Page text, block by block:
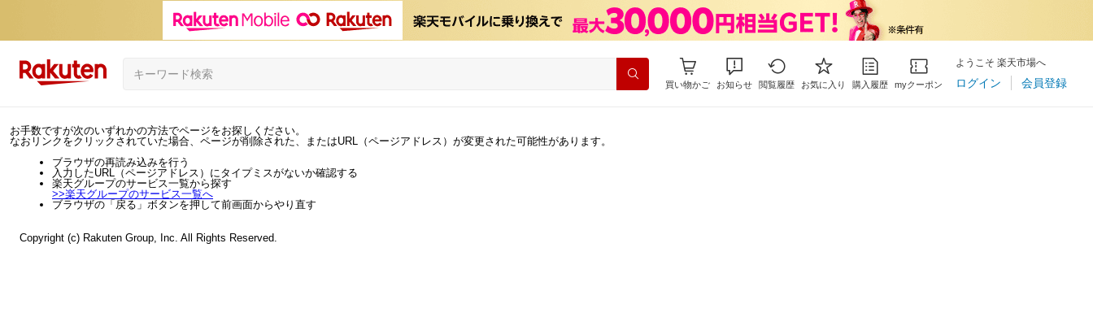
買い物かご お知らせ 閲覧履歴 お気に入り 購入履歴 myクーポン
ようこそ 楽天市場へ
ログイン 会員登録
お手数ですが次のいずれかの方法でページをお探しください。
なおリンクをクリックされていた場合、ページが削除された、またはURL（ページアドレス）が変更された可能性があります。
ブラウザの再読み込みを行う
入力したURL（ページアドレス）にタイプミスがないか確認する
楽天グループのサービス一覧から探す
>>楽天グループのサービス一覧へ
ブラウザの「戻る」ボタンを押して前画面からやり直す
Copyright (c) Rakuten Group, Inc. All Rights Reserved.